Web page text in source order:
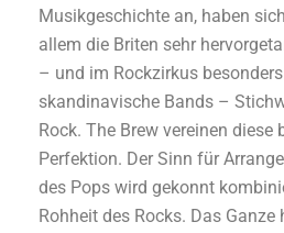
Musikgeschichte an, haben
allem die Briten sehr
– und im Rockzirkus
skandinavische Bands –
Rock. The Brew vereinen diese
Perfektion. Der Sinn für
des Pops wird gekonnt
Rohheit des Rocks. Das